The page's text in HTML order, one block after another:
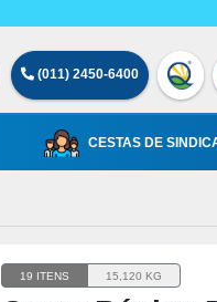
(011) 2450-6400
CESTAS DE
19 ITENS 15,120 KG